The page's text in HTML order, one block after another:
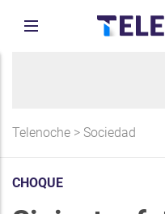
Telenoche > Sociedad
CHOQUE